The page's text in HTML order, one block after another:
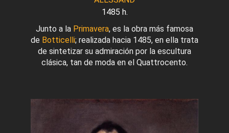
1485 h.
Junto a la Primavera, es la obra más famosa
de Botticelli; realizada hacia 1485, en ella trata
de sintetizar su admiración por la escultura
clásica, tan de moda en el Quattrocento.